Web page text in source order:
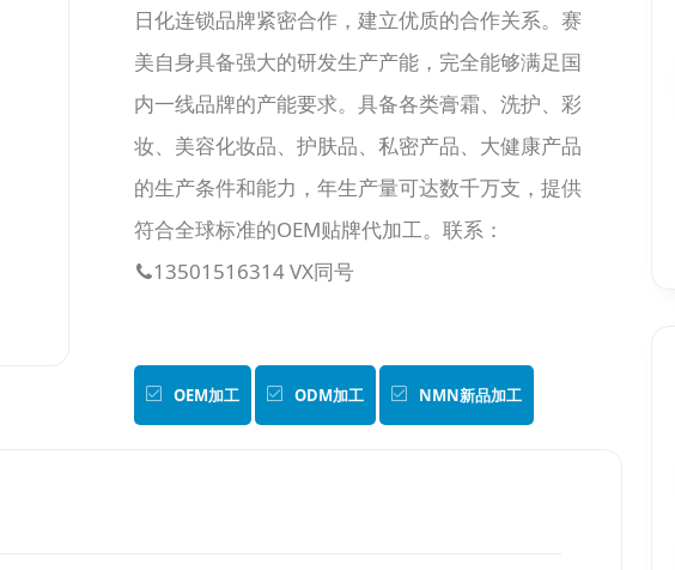
日化连锁品牌紧密合作，建立优质的合作关系。赛
美自身具备强大的研发生产产能，完全能够满足国
内一线品牌的产能要求。具备各类膏霜、洗护、彩
妆、美容化妆品、护肤品、私密产品、大健康产品
的生产条件和能力，年生产量可达数千万支，提供
符合全球标准的OEM贴牌代加工。联系：
13501516314 VX同号
OEM加工 ODM加工 NMN新品加工